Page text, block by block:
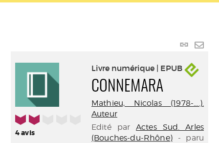
Lien
2/5
4avis
Livre numérique | EPUB
CONNEMARA
Mathieu, Nicolas (1978-....).
Auteur
Edité parActes Sud. Arles
(Bouches-du-Rhône)- paru